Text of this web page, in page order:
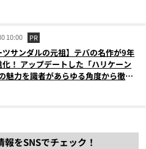
10:00 PR
ツサンダルの元祖】テバの名作が9年
！ アップデートした「ハリケーン
魅力を識者があらゆる角度から徹底
をSNSでチェック！